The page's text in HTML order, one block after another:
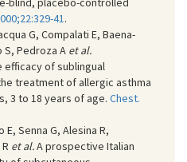
41 .
G, Compalati E, Baena-
S, Pedroza A et al.
efficacy of sublingual
treatment of allergic asthma
3 to 18 years of age. Chest.
Senna G, Alesina R,
et al.A prospective Italian